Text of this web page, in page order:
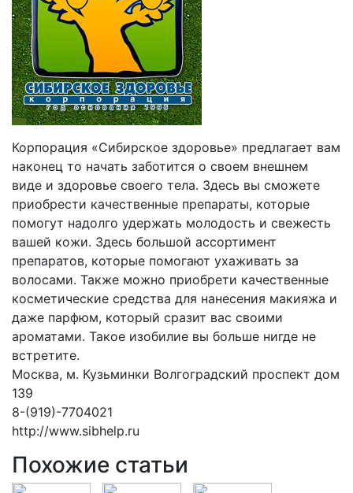
Корпорация «Сибирское здоровье» предлагает вам
наконец то начать заботится о своем внешнем
виде и здоровье своего тела. Здесь вы сможете
приобрести качественные препараты, которые
помогут надолго удержать молодость и свежесть
вашей кожи. Здесь большой ассортимент
препаратов, которые помогают ухаживать за
волосами. Также можно приобрети качественные
косметические средства для нанесения макияжа и
даже парфюм, который сразит вас своими
ароматами. Такое изобилие вы больше нигде не
встретите.
Москва, м. Кузьминки Волгоградский проспект дом
139
8-(919)-7704021
http://www.sibhelp.ru
Похожие статьи